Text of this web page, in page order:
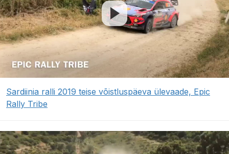
Sardiinia ralli 2019 teise võistluspäeva ülevaade, Epic
Rally Tribe